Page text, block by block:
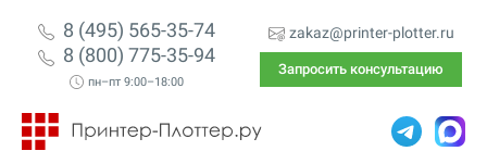
8 (495) 565-35-74
8 (800) 775-35-94
пн–пт 9:00–18:00
zakaz@printer-plotter.ru
Запросить консультацию